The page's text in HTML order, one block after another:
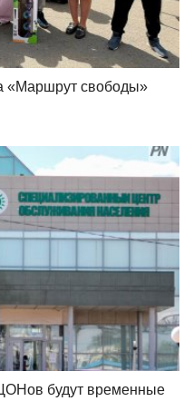
«Маршрут свободы»
будут временные